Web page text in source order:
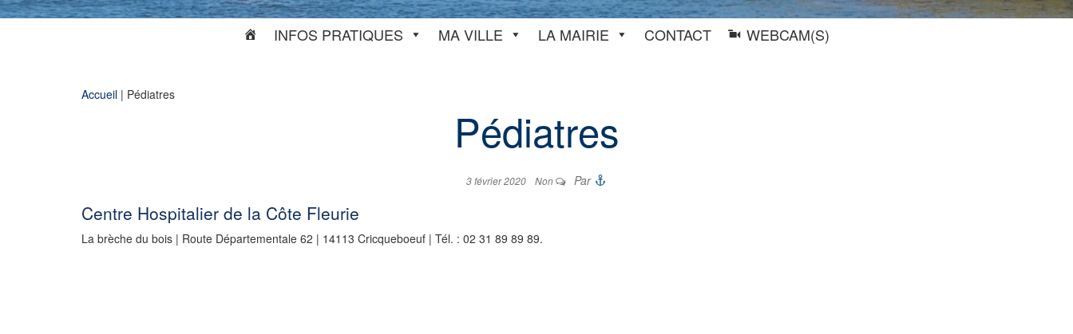
INFOS PRATIQUES MA VILLE LA MAIRIE CONTACT WEBCAM(S)
Accueil | Pédiatres
Pédiatres
3 février 2020 Non Par
Centre Hospitalier de la Côte Fleurie
La brèche du bois | Route Départementale 62 | 14113 Cricqueboeuf | Tél. : 02 31 89 89 89.